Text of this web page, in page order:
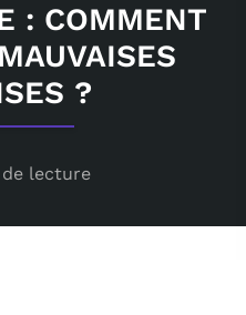
: COMMENT
?
lecture